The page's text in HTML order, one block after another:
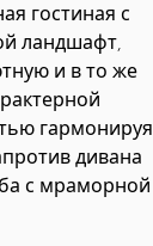
гостиная с
ландшафт,
и в то же
гармонируя
дивана
с мраморной